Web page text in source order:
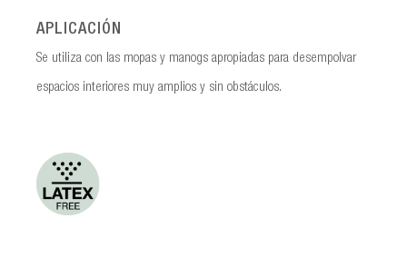
APLICACIÓN
Se utiliza con las mopas y manogs apropiadas para desempolvar
espacios interiores muy amplios y sin obstáculos.